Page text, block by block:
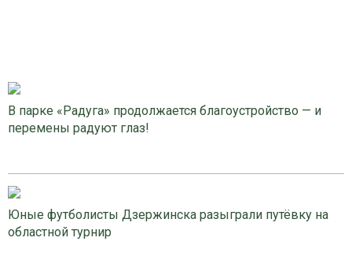
В парке «Радуга» продолжается благоустройство — и
перемены радуют глаз!
Юные футболисты Дзержинска разыграли путёвку на
областной турнир